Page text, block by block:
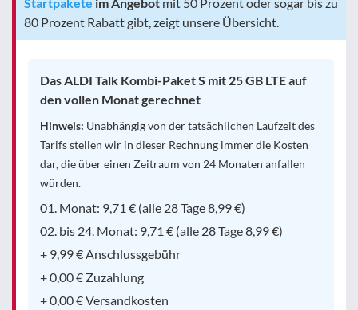
80 Prozent Rabatt gibt, zeigt unsere Übersicht.
Das ALDI Talk Kombi-Paket S mit 25 GB LTE auf
den vollen Monat gerechnet
Hinweis: Unabhängig von der tatsächlichen Laufzeit des
Tarifs stellen wir in dieser Rechnung immer die Kosten
dar, die über einen Zeitraum von 24 Monaten anfallen
würden.
01. Monat: 9,71 € (alle 28 Tage 8,99 €)
02. bis 24. Monat: 9,71 € (alle 28 Tage 8,99 €)
+ 9,99 € Anschlussgebühr
+ 0,00 € Zuzahlung
+ 0,00 € Versandkosten